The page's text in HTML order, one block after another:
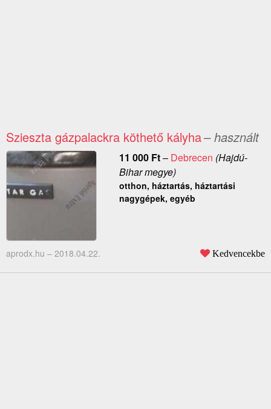
Szieszta gázpalackra köthető kályha– használt
11 000 Ft– Debrecen (Hajdú-
Bihar megye)
otthon, háztartás, háztartási
nagygépek, egyéb
aprodx.hu – 2018.04.22. Kedvencekbe